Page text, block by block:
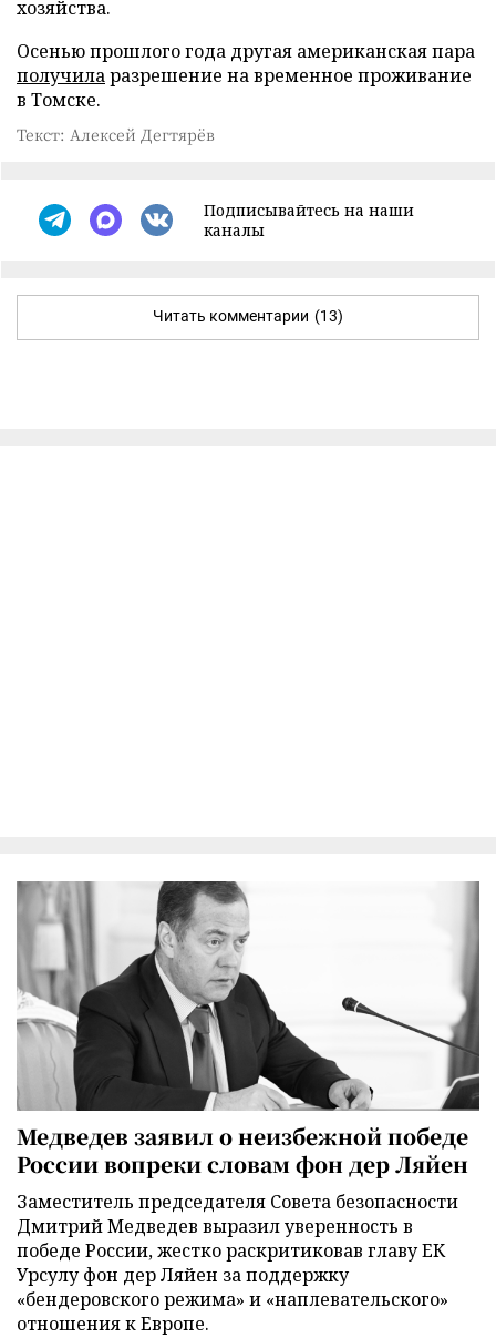
хозяйства.
Осенью прошлого года другая американская пара
получиларазрешение на временное проживание
в Томске.
Текст: Алексей Дегтярёв
Подписывайтесь на наши
каналы
Читать комментарии (13)
Медведев заявил о неизбежной победе
России вопреки словам фон дер Ляйен
Заместитель председателя Совета безопасности
Дмитрий Медведев выразил уверенность в
победе России, жестко раскритиковав главу ЕК
Урсулу фон дер Ляйен за поддержку
«бендеровского режима» и «наплевательского»
отношения к Европе.